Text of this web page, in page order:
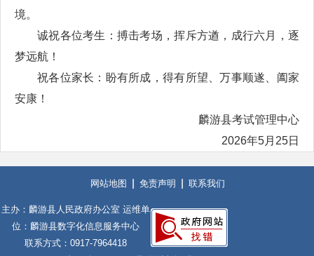
境。
诚祝各位考生：搏击考场，挥斥方遒，成行六月，逐
梦远航！
祝各位家长：盼有所成，得有所望、万事顺遂、阖家
安康！
麟游县考试管理中心
2026年5月25日
网站地图 免责声明 联系我们
主办：麟游县人民政府办公室 运维单
位：麟游县数字化信息服务中心
联系方式：0917-7964418